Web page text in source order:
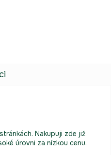
Nakupuji zde již
úrovni za nízkou cenu.